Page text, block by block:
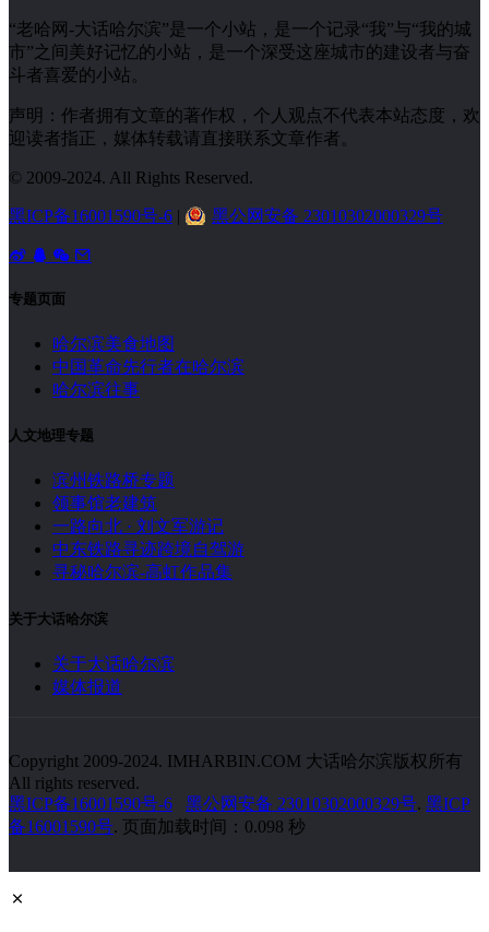
“老哈网-大话哈尔滨”是一个小站，是一个记录“我”与“我的城
市”之间美好记忆的小站，是一个深受这座城市的建设者与奋
斗者喜爱的小站。
声明：作者拥有文章的著作权，个人观点不代表本站态度，欢
迎读者指正，媒体转载请直接联系文章作者。
© 2009-2024. All Rights Reserved.
黑ICP备16001590号-6 | 黑公网安备 23010302000329号
专题页面
哈尔滨美食地图
中国革命先行者在哈尔滨
哈尔滨往事
人文地理专题
滨州铁路桥专题
领事馆老建筑
一路向北 · 刘文军游记
中东铁路寻迹跨境自驾游
寻秘哈尔滨-高虹作品集
关于大话哈尔滨
关于大话哈尔滨
媒体报道
Copyright 2009-2024. IMHARBIN.COM 大话哈尔滨版权所有
All rights reserved.
黑ICP备16001590号-6
黑公网安备 23010302000329号. 黑ICP
备16001590号. 页面加载时间：0.098 秒